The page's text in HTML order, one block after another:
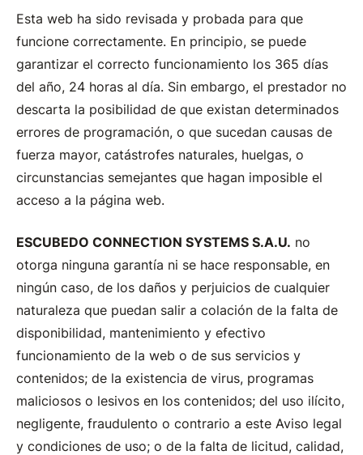
Esta web ha sido revisada y probada para que
funcione correctamente. En principio, se puede
garantizar el correcto funcionamiento los 365 días
del año, 24 horas al día. Sin embargo, el prestador no
descarta la posibilidad de que existan determinados
errores de programación, o que sucedan causas de
fuerza mayor, catástrofes naturales, huelgas, o
circunstancias semejantes que hagan imposible el
acceso a la página web.
ESCUBEDO CONNECTION SYSTEMS S.A.U. no
otorga ninguna garantía ni se hace responsable, en
ningún caso, de los daños y perjuicios de cualquier
naturaleza que puedan salir a colación de la falta de
disponibilidad, mantenimiento y efectivo
funcionamiento de la web o de sus servicios y
contenidos; de la existencia de virus, programas
maliciosos o lesivos en los contenidos; del uso ilícito,
negligente, fraudulento o contrario a este Aviso legal
y condiciones de uso; o de la falta de licitud, calidad,